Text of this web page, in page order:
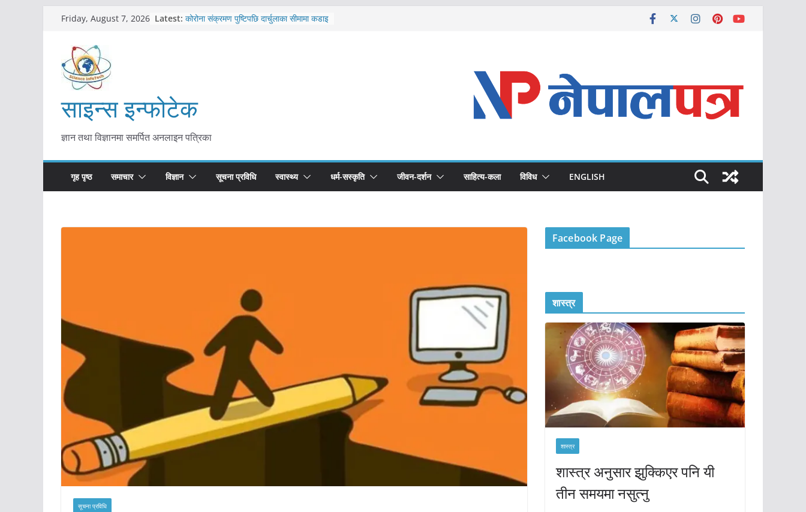
content
Friday, August 7, 2026 Latest: कोरोना संक्रमण पुष्टिपछि दार्चुलाका सीमामा कडाइ
काभ्रेपलाञ्चोकमा आयुर्वेद स्वास्थ्योपचारतर्फ
आकर्षण बढ्दै
साइन्स इन्फोटेक
ज्ञान तथा विज्ञानमा समर्पित अनलाइन पत्रिका
गृह पृष्ठ समाचार विज्ञान सूचना प्रविधि स्वास्थ्य धर्म-सस्कृति जीवन-दर्शन साहित्य-कला विविध ENGLISH
सूचना प्रविधि
Facebook Page
शास्त्र
शास्त्र
शास्त्र अनुसार झुक्किएर पनि यी
तीन समयमा नसुत्नु